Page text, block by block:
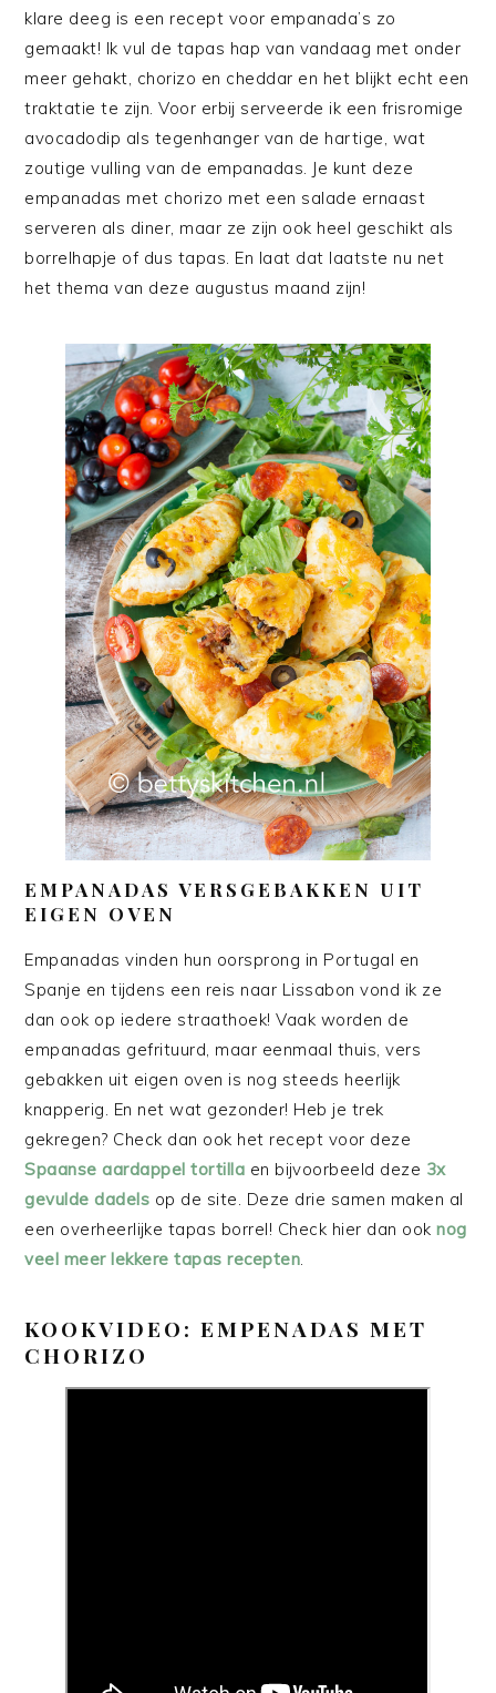
klare deeg is een recept voor empanada’s zo
gemaakt! Ik vul de tapas hap van vandaag met onder
meer gehakt, chorizo en cheddar en het blijkt echt een
traktatie te zijn. Voor erbij serveerde ik een frisromige
avocadodip als tegenhanger van de hartige, wat
zoutige vulling van de empanadas. Je kunt deze
empanadas met chorizo met een salade ernaast
serveren als diner, maar ze zijn ook heel geschikt als
borrelhapje of dus tapas. En laat dat laatste nu net
het thema van deze augustus maand zijn!
EMPANADAS VERSGEBAKKEN UIT
EIGEN OVEN
Empanadas vinden hun oorsprong in Portugal en
Spanje en tijdens een reis naar Lissabon vond ik ze
dan ook op iedere straathoek! Vaak worden de
empanadas gefrituurd, maar eenmaal thuis, vers
gebakken uit eigen oven is nog steeds heerlijk
knapperig. En net wat gezonder! Heb je trek
gekregen? Check dan ook het recept voor deze
Spaanse aardappel tortilla en bijvoorbeeld deze 3x
gevulde dadels op de site. Deze drie samen maken al
een overheerlijke tapas borrel! Check hier dan ooknog
veel meer lekkere tapas recepten.
KOOKVIDEO: EMPENADAS MET
CHORIZO